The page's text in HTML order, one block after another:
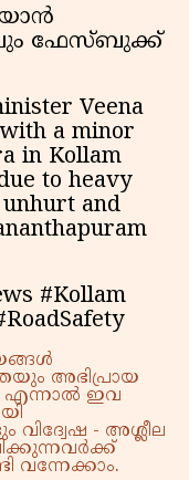
ഫേസ്ബുക്ക്
Veena
a minor
in Kollam
to heavy
and
#Kollam
അഭിപ്രായ
എന്നാൽ ഇവ
- അശ്ലീല
വന്നേക്കാം.